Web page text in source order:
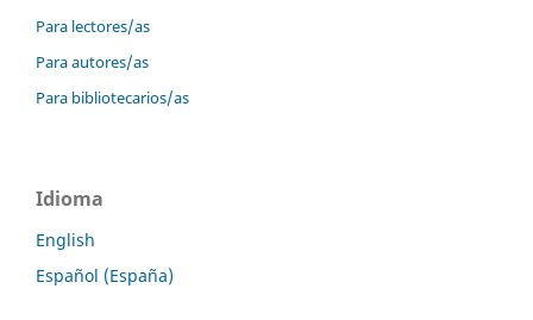
Para lectores/as
Para autores/as
Para bibliotecarios/as
Idioma
English
Español (España)